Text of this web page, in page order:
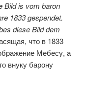
Bild is vom baron
1833 gespendet.
diese Bild dem
что в 1833
Мебесу, а
внуку барону